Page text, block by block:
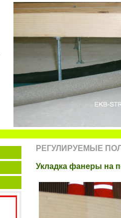
РЕГУЛИРУЕМЫЕ
Укладка фанеры на